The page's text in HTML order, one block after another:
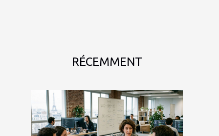
RÉCEMMENT